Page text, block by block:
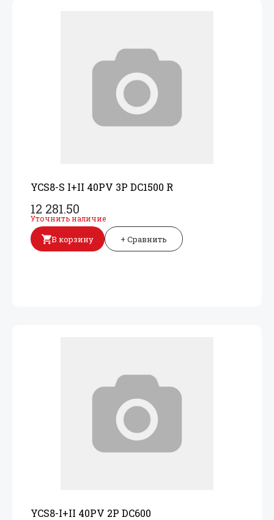
YCS8-S I+II 40PV 3P DC1500 R
12 281.50
Уточнить наличие
В корзину + Сравнить
YCS8-I+II 40PV 2P DC600